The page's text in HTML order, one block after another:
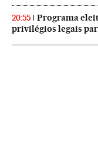
20:55
Programa
privilégios legais